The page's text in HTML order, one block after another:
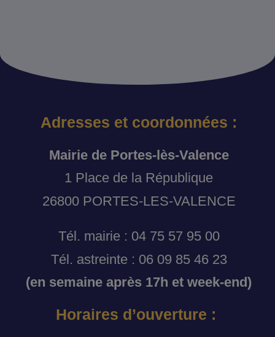
Adresses et coordonnées :
Mairie de Portes-lès-Valence
1 Place de la République
26800 PORTES-LES-VALENCE
Tél. mairie : 04 75 57 95 00
Tél. astreinte : 06 09 85 46 23
(en semaine après 17h et week-end)
Horaires d’ouverture :